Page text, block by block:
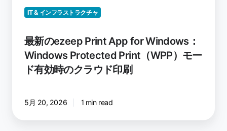
IT & インフラストラクチャ
最新のezeep Print App for Windows：
Windows Protected Print（WPP）モー
ド有効時のクラウド印刷
5月 20, 2026 1 min read